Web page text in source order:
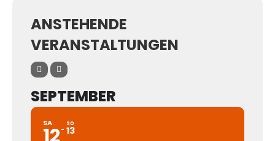
ANSTEHENDE
VERANSTALTUNGEN
SEPTEMBER
SA SO
13